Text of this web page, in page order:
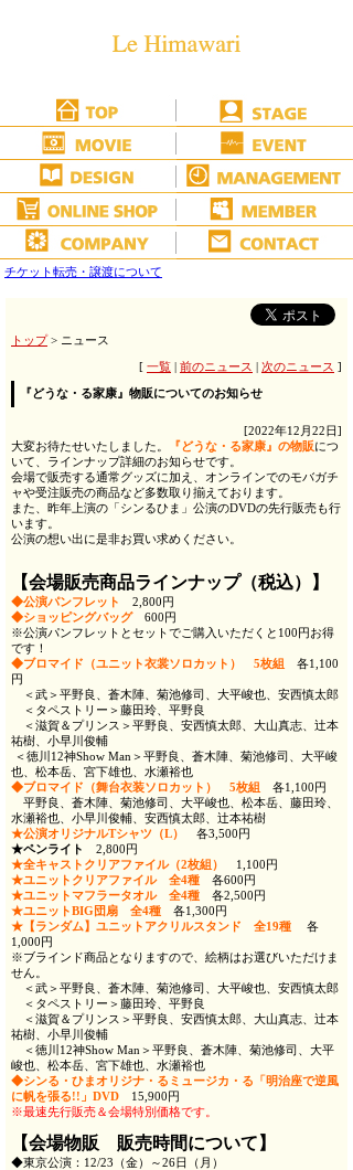
チケット転売・譲渡について
トップ> ニュース
[ 一覧 前のニュース 次のニュース ]
『どうな・る家康』物販についてのお知らせ
[2022年12月22日]
大変お待たせいたしました。
『どうな・る家康』の物販につ
いて、ラインナップ詳細のお知らせです。
会場で販売する通常グッズに加え、オンラインでのモバガチ
ャや受注販売の商品など多数取り揃えております。
また、昨年上演の「シンるひま」公演のDVDの先行販売も行
います。
公演の想い出に是非お買い求めください。
【会場販売商品ラインナップ（税込）】
◆公演パンフレット
2,800円
◆ショッピングバッグ600円
※公演パンフレットとセットでご購入いただくと100円お得
です！
◆ブロマイド（ユニット衣裳ソロカット） 5枚組
各1,100
円
＜武＞平野良、蒼木陣、菊池修司、大平峻也、安西慎太郎
＜タペストリー＞藤田玲、平野良
＜滋賀＆プリンス＞平野良、安西慎太郎、大山真志、辻本
祐樹、小早川俊輔
＜徳川12神Show Man＞平野良、蒼木陣、菊池修司、大平峻
也、松本岳、宮下雄也、水瀬裕也
◆ブロマイド（舞台衣装ソロカット） 5枚組
各1,100円
平野良、蒼木陣、菊池修司、大平峻也、松本岳、藤田玲、
水瀬裕也、小早川俊輔、安西慎太郎、辻本祐樹
★公演オリジナルTシャツ（L）
各3,500円
★ペンライト
2,800円
★全キャストクリアファイル（2枚組）
1,100円
★ユニットクリアファイル 全4種 各600円
★ユニットマフラータオル 全4種 各2,500円
★ユニットBIG団扇 全4種 各1,300円
★【ランダム】ユニットアクリルスタンド 全19種
各
1,000円
※ブラインド商品となりますので、絵柄はお選びいただけま
せん。
＜武＞平野良、蒼木陣、菊池修司、大平峻也、安西慎太郎
＜タペストリー＞藤田玲、平野良
＜滋賀＆プリンス＞平野良、安西慎太郎、大山真志、辻本
祐樹、小早川俊輔
＜徳川12神Show Man＞平野良、蒼木陣、菊池修司、大平
峻也、松本岳、宮下雄也、水瀬裕也
◆シンる・ひまオリジナ・るミュージカ・る「明治座で逆風
に帆を張る!!」DVD 15,900円
※最速先行販売＆会場特別価格です。
【会場物販 販売時間について】
◆東京公演：12/23（金）～26日（月）